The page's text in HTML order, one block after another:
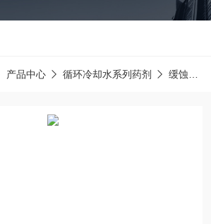
产品中心 循环冷却水系列药剂 缓蚀阻垢剂